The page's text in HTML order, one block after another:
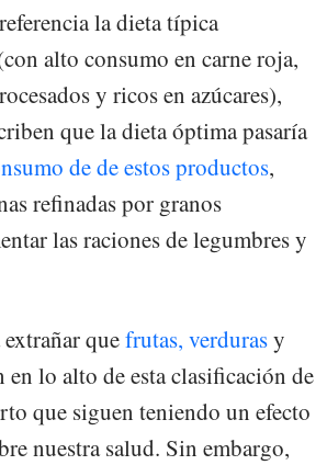
la dieta típica
alto consumo en carne roja,
y ricos en azúcares),
que la dieta óptima pasaría
de de estos productos,
refinadas por granos
las raciones de legumbres y
quefrutas, verdurasy
en lo alto de esta clasificación de
que siguen teniendo un efecto
nuestra salud. Sin embargo,